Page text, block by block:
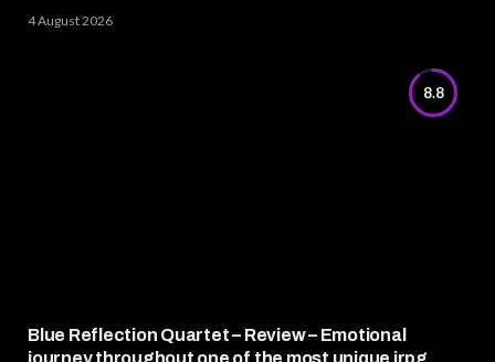
4 August 2026
8.8
Blue Reflection Quartet – Review – Emotional